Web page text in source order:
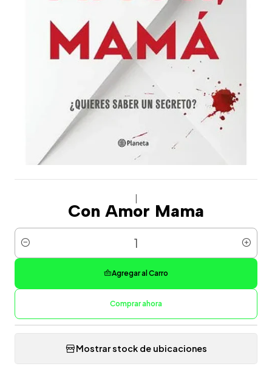
Con Amor Mama
Cantidad
Agregar al Carro
Comprar ahora
Mostrar stock de ubicaciones